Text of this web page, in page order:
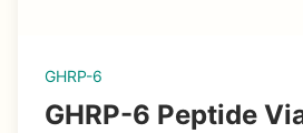
GHRP-6
GHRP-6 Peptide